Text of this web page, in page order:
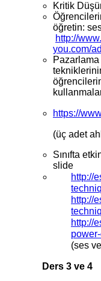
Kritik
öğretin:
http://
you.com/
Pazarlama
https://
(üç adet
Sınıfta
slide
http://
http://
http://
(ses
Ders 3 ve 4